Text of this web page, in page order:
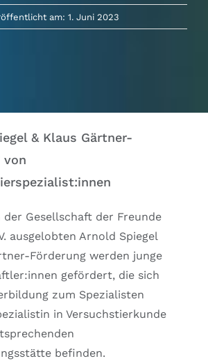
am: 1. Juni 2023
& Klaus Gärtner-
von
Gesellschaft der Freunde
ausgelobten Arnold Spiegel
Förderung werden junge
gefördert, die sich
zum Spezialisten
in Versuchstierkunde
befinden.